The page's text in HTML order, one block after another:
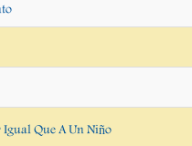
Que A Un Niño